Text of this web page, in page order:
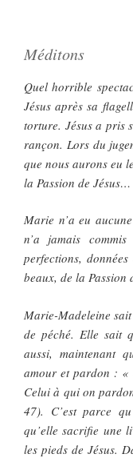
Méditons
Quel horrible
Jésus après sa
torture. Jésus a pris
rançon. Lors du
que nous aurons eu
la Passion de Jésus…
Marie n’a eu
n’a jamais
perfections,
beaux, de la Passion
Marie-Madeleine
de péché. Elle sait
aussi, maintenant
amour et pardon : «
Celui à qui on
47). C’est parce
qu’elle sacrifie une
les pieds de Jésus.